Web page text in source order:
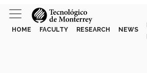
HOME FACULTY RESEARCH NEWS